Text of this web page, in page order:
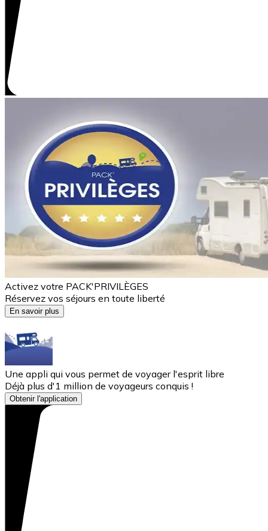
Activez votre PACK'PRIVILÈGES
Réservez vos séjours en toute liberté
En savoir plus
Une appli qui vous permet de voyager l'esprit libre
Déjà plus d'1 million de voyageurs conquis !
Obtenir l'application